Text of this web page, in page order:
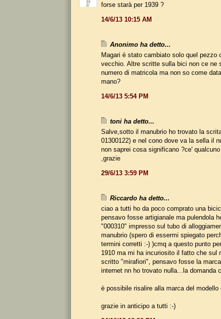
forse starà per 1939 ?
14/6/13 10:15 AM
Anonimo ha detto...
Magari è stato cambiato solo quel pezzo
vecchio. Altre scritte sulla bici non ce ne
numero di matricola ma non so come
mano?
14/6/13 5:54 PM
toni ha detto...
Salve,sotto il manubrio ho trovato la
01300122) e nel cono dove va la sella il
non saprei cosa significano ?ce'
,grazie
29/6/13 3:59 PM
Riccardo ha detto...
ciao a tutti ho da poco comprato una
pensavo fosse artigianale ma pulendola
"000310" impresso sul tubo di
manubrio (spero di essermi spiegato
termini corretti :-) )cmq a questo punto
1910 ma mi ha incuriosito il fatto che sul
scritto "mirafiori", pensavo fosse la
internet nn ho trovato nulla...la domanda
è possibile risalire alla marca del modello
grazie in anticipo a tutti :-)